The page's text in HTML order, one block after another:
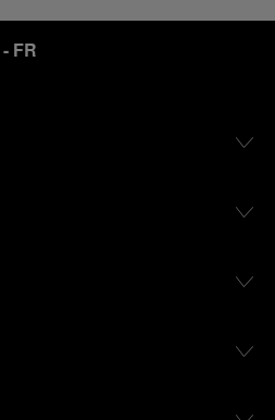
- FR